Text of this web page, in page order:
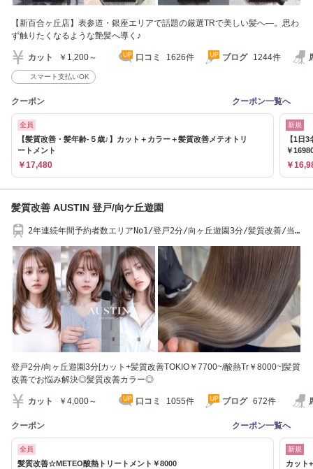
【新百合ヶ丘店】表参道・銀座エリアで話題の厳選TRで美しい髪へ―。思わ
ず触りたくなるような艶髪へ導く♪
カット ￥1,200～ 口コミ 1626件 ブログ 1244件
スマート支払いOK
クーポン クーポン一覧へ
全員
【髪質改善・髪年齢-５歳♪】カット＋カラー＋髪質改善メテオトリ
ートメント
￥17,480
新規
【1日
￥
￥
髪質改善 AUSTIN 登戸/向ケ丘遊園
2年連続年間予約者数エリアNo1/登戸2分/向ヶ丘遊園3分/髪質改善/当
登戸2分/向ヶ丘遊園3分[カット+髪質改善TOKIO￥7700~/酸熱Tr￥8000~]髪質
改善でお悩み解決◎髪質改善カラー◎
カット ￥4,000～ 口コミ 1055件 ブログ 672件
クーポン クーポン一覧へ
全員
髪質改善☆METEO酸熱トリートメント￥8000
新規
カット